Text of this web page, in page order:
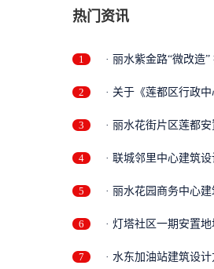
热门资讯
1
· 丽水紫金路“微改造” 打造绣球花街
2
· 关于《莲都区行政中心地块控制性详
3
· 丽水花街片区莲都安置小区总平面调
4
· 联城邻里中心建筑
5
· 丽水花园商务中心建筑设计方案规划
6
· 灯塔社区一期安置地块项目预选址批
7
· 水东加油站建筑设